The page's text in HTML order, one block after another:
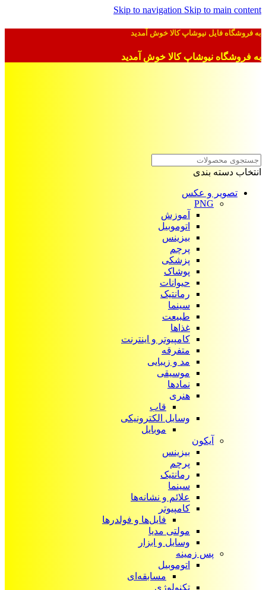
Skip to navigation Skip to main content
به فروشگاه فایل نیوشاپ کالا خوش آمدید
به فروشگاه نیوشاپ کالا خوش آمدید
انتخاب دسته بندی
تصویر و عکس
PNG
آموزش
اتوموبیل
بیزینس
پرچم
پزشکی
پوشاک
حیوانات
رمانتیک
سینما
طبیعت
غذاها
کامپیوتر و اینترنت
متفرقه
مد و زیبایی
موسیقی
نمادها
هنری
قاب
وسایل الکترونیکی
موبایل
آیکون‌
بیزینس
پرچم
رمانتیک
سینما
علائم و نشانه‌ها
کامپیوتر
فایل‌ها و فولدرها
مولتی مدیا
وسایل و ابزار
پس زمینه
اتوموبیل
مسابقه‌ای
تکنولوژی